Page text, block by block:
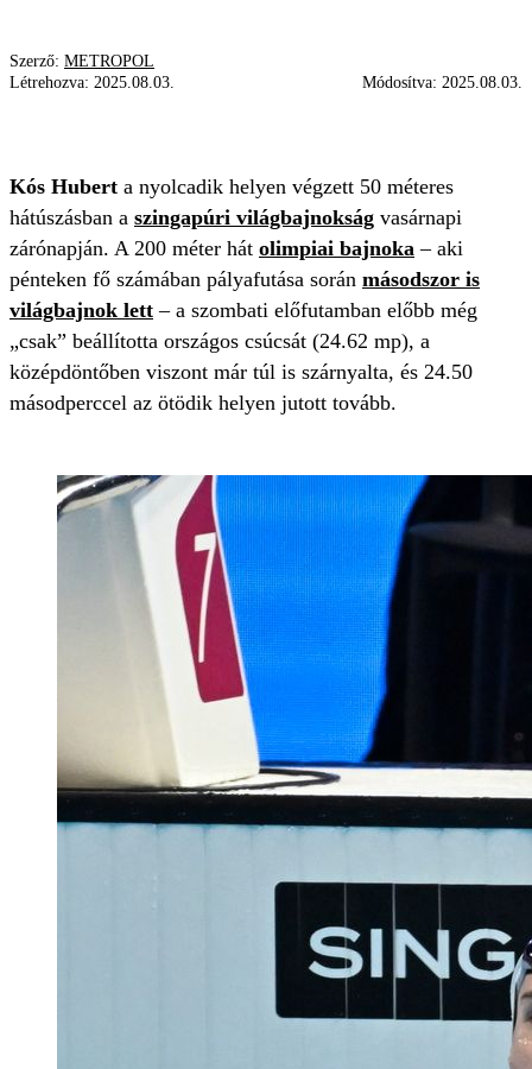
Szerző: METROPOL
Létrehozva: 2025.08.03. Módosítva: 2025.08.03.
Kós Hubert a nyolcadik helyen végzett 50 méteres
hátúszásban a szingapúri világbajnokság vasárnapi
zárónapján. A 200 méter hát olimpiai bajnoka – aki
pénteken fő számában pályafutása során másodszor is
világbajnok lett – a szombati előfutamban előbb még
„csak” beállította országos csúcsát (24.62 mp), a
középdöntőben viszont már túl is szárnyalta, és 24.50
másodperccel az ötödik helyen jutott tovább.